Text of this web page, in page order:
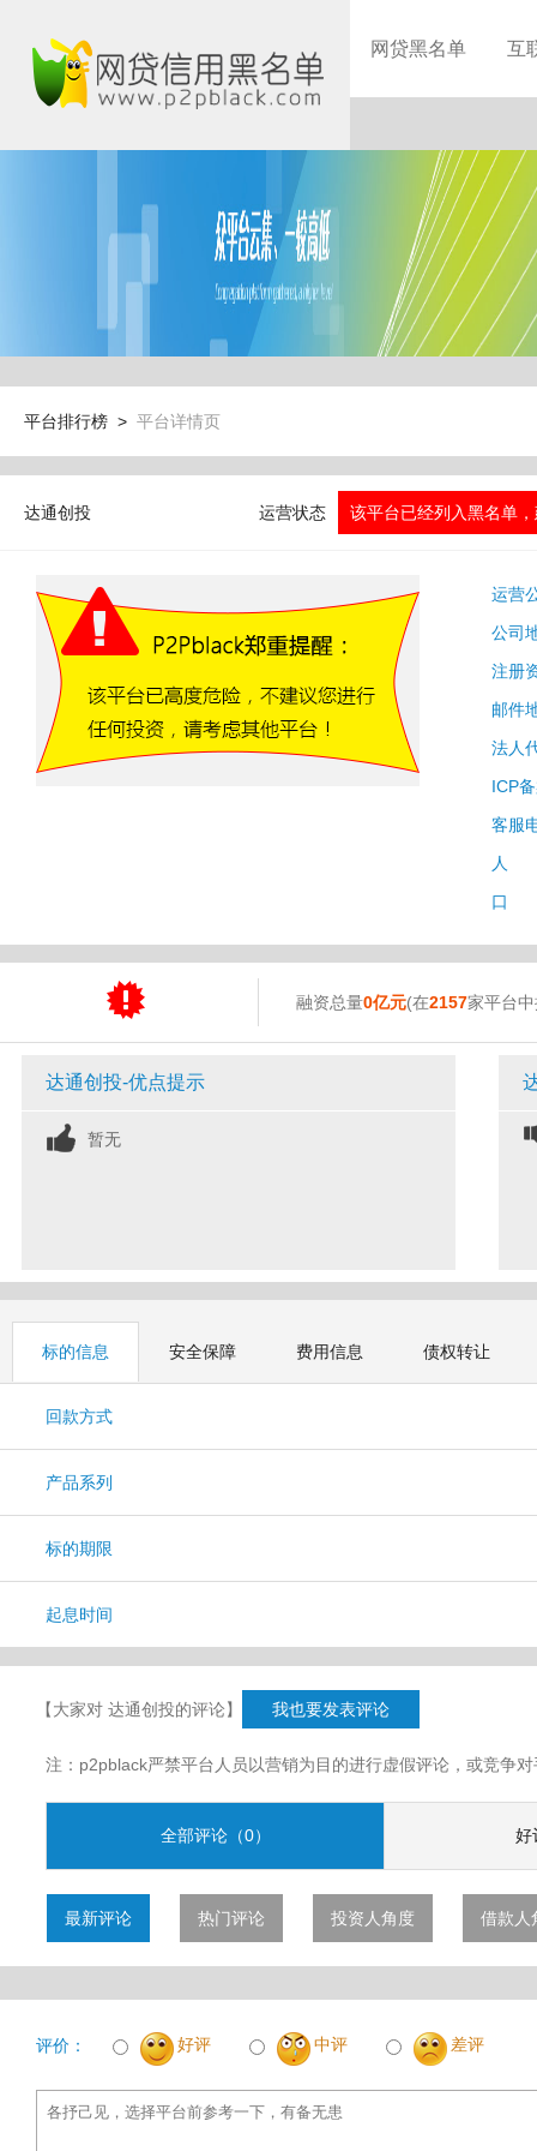
网贷黑名单 互
平台排行榜 > 平台详情页
达通创投 运营状态 该平台已经列入黑名单
运营
公司
注册
邮件
法人
ICP
客服
人
口
融资总量0亿元(在2157家平台
达通创投-优点提示
暂无
标的信息 安全保障 费用信息 债权转让
回款方式
产品系列
标的期限
起息时间
【大家对 达通创投的评论】 我也要发表评论
注：p2pblack严禁平台人员以营销为目的进行虚假评论，或竞争
全部评论（0） 好
最新评论 热门评论 投资人角度 借款人
评价： 好评 中评 差评